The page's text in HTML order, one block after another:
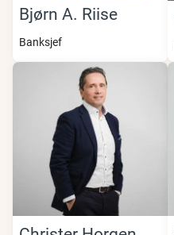
Bjørn A. Riise
Banksjef